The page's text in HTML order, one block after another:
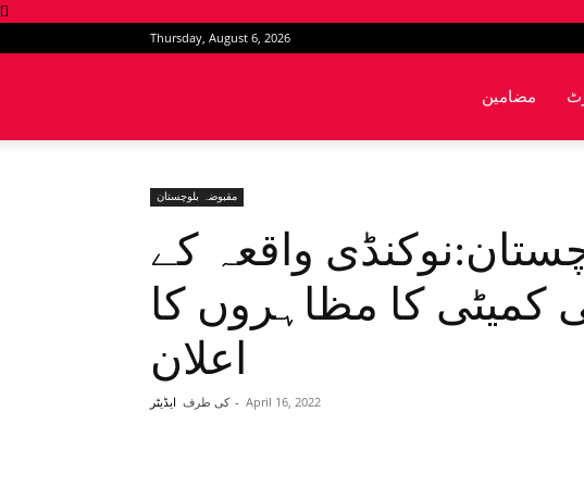
Thursday, August 6, 2026
مضامین
مقبوضہ بلوچستان
واقعہ کے
کمیٹی کا مظاہروں کا
اعلان
کی طرف ایڈیٹر - April 16, 2022